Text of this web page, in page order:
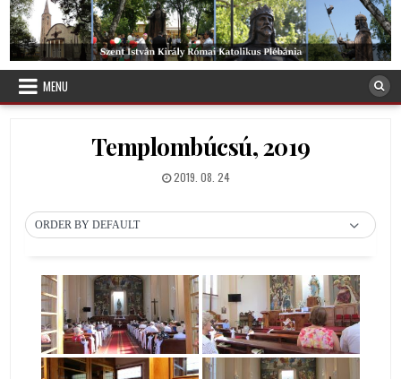
Skip
to
content
Debreceni Szent István Plébánia
MENU
Templombúcsú, 2019
PUBLISHED
2019. 08. 24
ORDER BY DEFAULT